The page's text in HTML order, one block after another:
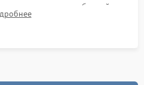
излишних вибраций,
протечек под корпусом.